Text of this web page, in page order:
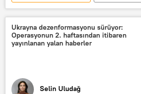
Ukrayna
Rusya
Türkiye
tahıl
Büyükelçi
Ukrayna dezenformasyonu sürüyor:
Operasyonun 2. haftasından itibaren
yayınlanan yalan haberler
Selin Uludağ